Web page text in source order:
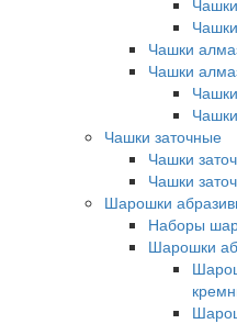
Чашки
Чашки
Чашки заточные
Чашки
Чашки
Шарошки
Наборы
Шарошки